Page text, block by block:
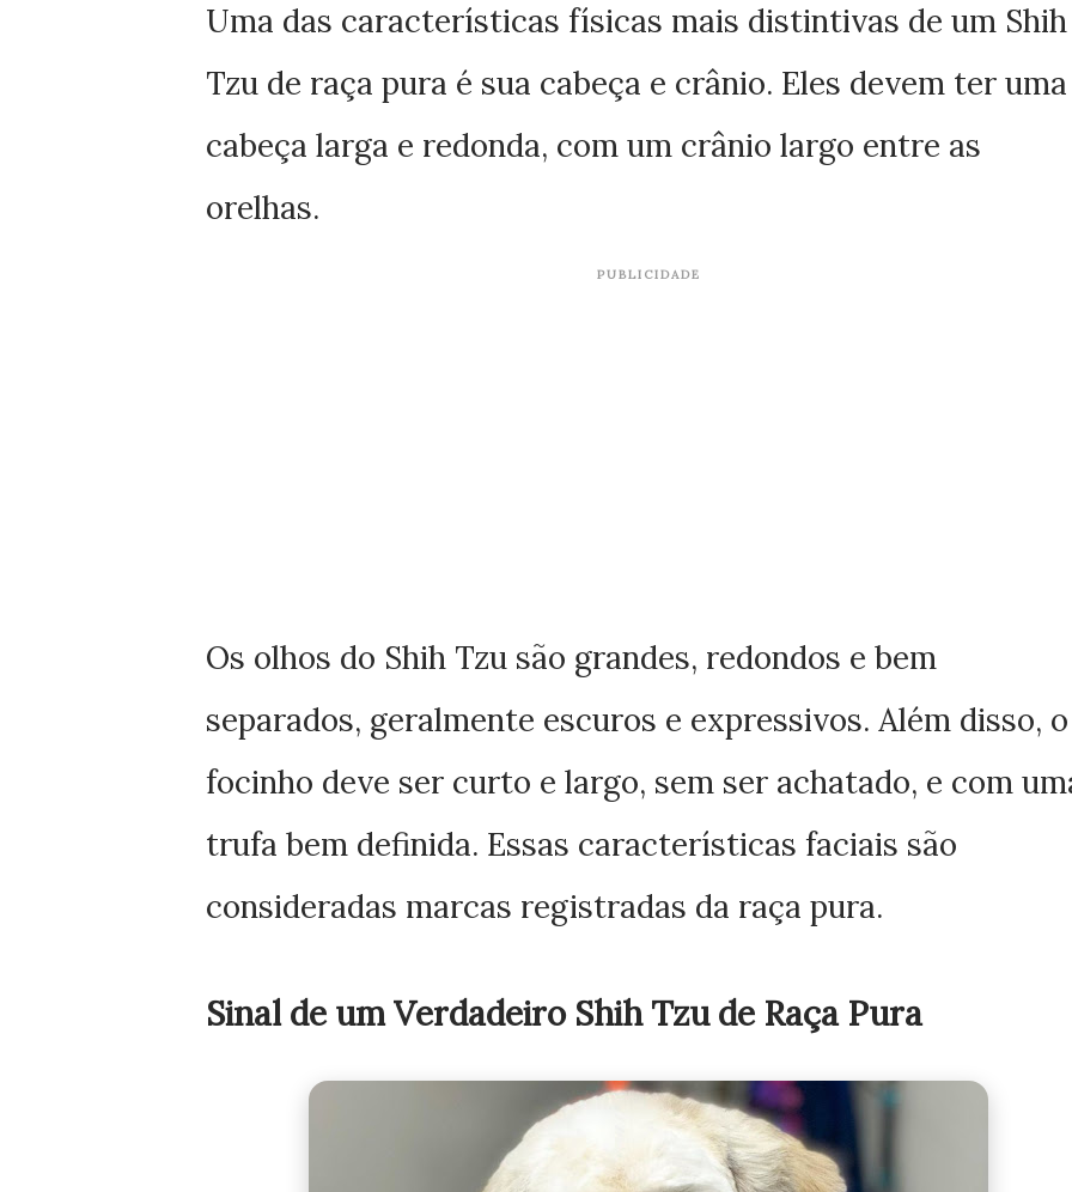
Uma das características físicas mais distintivas de um Shih
Tzu de raça pura é sua cabeça e crânio. Eles devem ter uma
cabeça larga e redonda, com um crânio largo entre as
orelhas.
PUBLICIDADE
Os olhos do Shih Tzu são grandes, redondos e bem
separados, geralmente escuros e expressivos. Além disso, o
focinho deve ser curto e largo, sem ser achatado, e com
trufa bem definida. Essas características faciais são
consideradas marcas registradas da raça pura.
Sinal de um Verdadeiro Shih Tzu de Raça Pura